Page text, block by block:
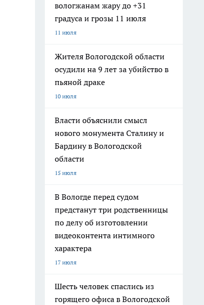
вологжанам жару до +31
градуса и грозы 11 июля
11 июля
Жителя Вологодской области
осудили на 9 лет за убийство в
пьяной драке
10 июля
Власти объяснили смысл
нового монумента Сталину и
Бардину в Вологодской
области
15 июля
В Вологде перед судом
предстанут три родственницы
по делу об изготовлении
видеоконтента интимного
характера
17 июля
Шесть человек спаслись из
горящего офиса в Вологодской